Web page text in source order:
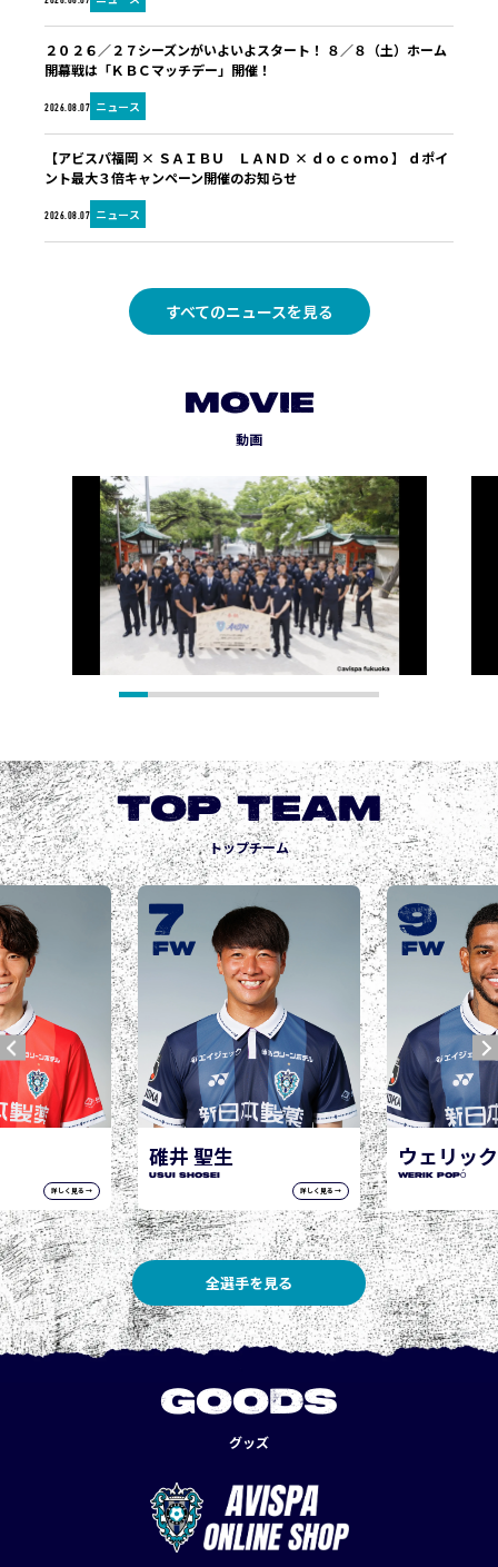
2026.08.07 ニュース
２０２６／２７シーズンがいよいよスタート！ ８／８（土）ホーム
開幕戦は「ＫＢＣマッチデー」開催！
2026.08.07 ニュース
【アビスパ福岡 × ＳＡＩＢＵ ＬＡＮＤ × ｄｏｃｏｍｏ】 ｄポイ
ント最大３倍キャンペーン開催のお知らせ
すべてのニュースを見る
MOVIE
動画
TOP TEAM
トップチーム
詳しく見る →
ウェリック ポポ
WERIK POPÓ
詳しく見る →
9
FW
城後 寿
JOGO Hisashi
10
FW
全選手を見る
GOODS
グッズ